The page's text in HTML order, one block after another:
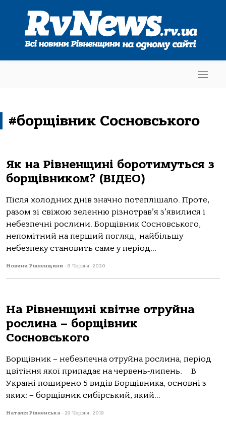
#борщівник Сосновського
Як на Рівненщині боротимуться з
борщівником? (ВІДЕО)
Після холодних днів значно потеплішало. Проте,
разом зі свіжою зеленню різнотрав’я з’явилися і
небезпечні рослини. Борщівник Сосновського,
непомітний на перший погляд, найбільшу
небезпеку становить саме у період...
Новини Рівненщини - 8 Червня, 2020
На Рівненщині квітне отруйна
рослина – борщівник
Сосновського
Борщівник – небезпечна отруйна рослина, період
цвітіння якої припадає на червень-липень. В
Україні поширено 5 видів Борщівника, основні з
яких: – борщівник сибірський, який...
Наталія Рівненська - 29 Червня, 2019